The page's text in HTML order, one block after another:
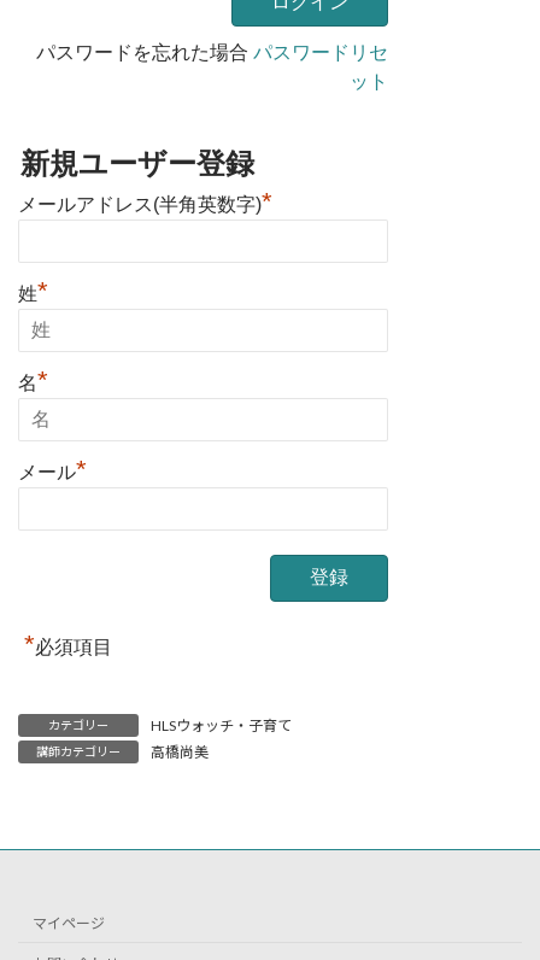
パスワードを忘れた場合パスワードリセ
ット
新規ユーザー登録
メールアドレス(半角英数字)*
姓*
名*
メール*
*必須項目
カテゴリー HLSウォッチ・子育て
講師カテゴリー 高橋尚美
マイページ